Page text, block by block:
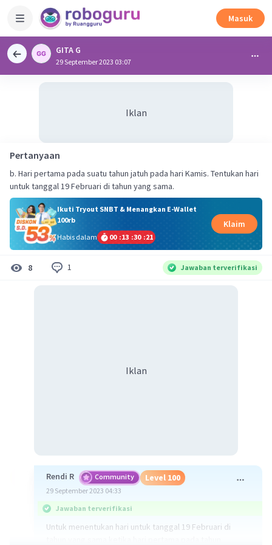
Masuk
GITA G
29 September 2023 03:07
Iklan
Pertanyaan
b. Hari pertama pada suatu tahun jatuh pada hari Kamis. Tentukan hari
untuk tanggal 19 Februari di tahun yang sama.
Ikuti Tryout SNBT & Menangkan E-Wallet
100rb
Habis dalam
00 :13 :30 :21
Klaim
8 1 Jawaban terverifikasi
Iklan
Rendi R Community Level 100
29 September 2023 04:33
Jawaban terverifikasi
Untuk menentukan hari untuk tanggal 19 Februari di